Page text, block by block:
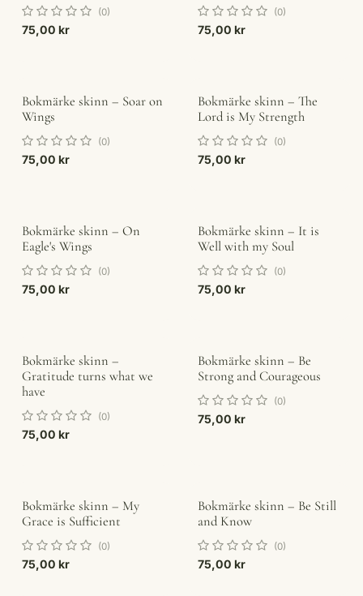
(0)
75,00 kr
(0)
75,00 kr
Bokmärke skinn – Soar on
Wings
(0)
75,00 kr
Bokmärke skinn – The
Lord is My Strength
(0)
75,00 kr
Bokmärke skinn – On
Eagle's Wings
(0)
75,00 kr
Bokmärke skinn – It is
Well with my Soul
(0)
75,00 kr
Bokmärke skinn –
Gratitude turns what we
have
(0)
75,00 kr
Bokmärke skinn – Be
Strong and Courageous
(0)
75,00 kr
Bokmärke skinn – My
Grace is Sufficient
(0)
75,00 kr
Bokmärke skinn – Be Still
and Know
(0)
75,00 kr